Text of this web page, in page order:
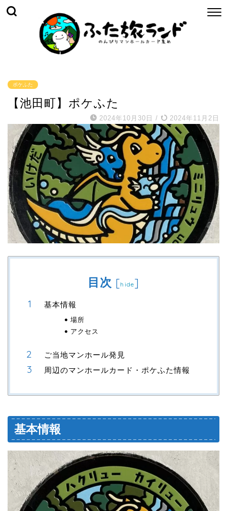
ポケふた
【池田町】ポケふた
2024年10月30日 / 2024年11月2日
目次 [hide]
基本情報
場所
アクセス
ご当地マンホール発見
周辺のマンホールカード・ポケふた情報
基本情報